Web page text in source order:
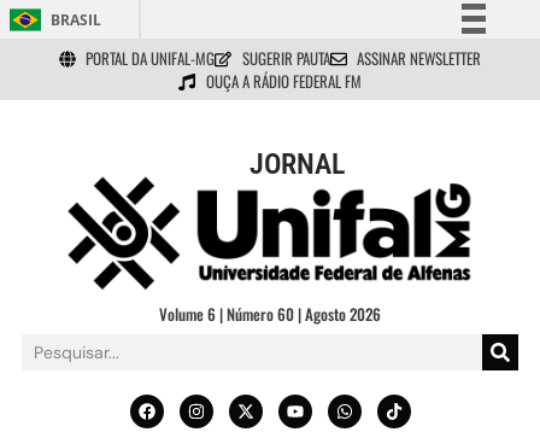
BRASIL
Simplifique!
Comunica BR
Acesso à informação
Legislação
Canais
PORTAL DA UNIFAL-MG SUGERIR PAUTA
ASSINAR NEWSLETTER
OUÇA A RÁDIO FEDERAL FM
JORNAL
Volume 6 | Número 60 | Agosto 2026